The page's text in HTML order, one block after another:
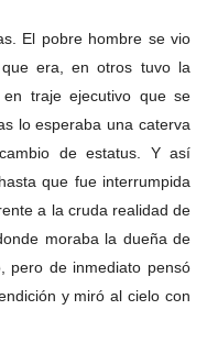
El pobre hombre se vio
era, en otros tuvo la
traje ejecutivo que se
lo esperaba una caterva
de estatus. Y así
que fue interrumpida
a la cruda realidad de
moraba la dueña de
pero de inmediato pensó
y miró al cielo con